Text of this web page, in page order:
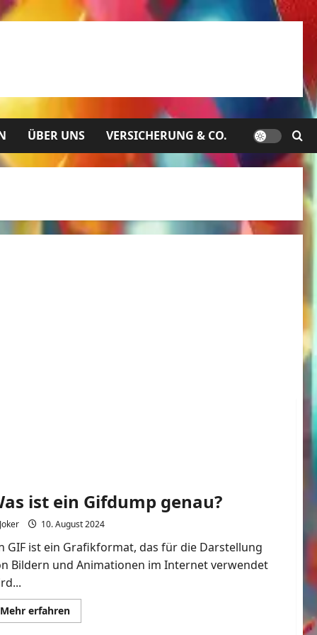
ÜBER UNS VERSICHERUNG & CO.
ist ein Gifdump genau?
Joker 10. August 2024
GIF ist ein Grafikformat, das für die Darstellung
Bildern und Animationen im Internet verwendet
Mehr erfahrenMehr
Informationen